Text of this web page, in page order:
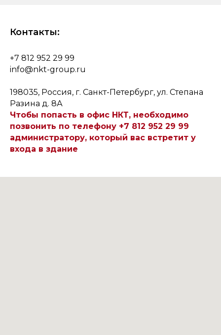
Контакты:
+7 812 952 29 99
info@nkt-group.ru
198035, Россия, г. Санкт-Петербург, ул. Степана
Разина д. 8А
Чтобы попасть в офис НКТ, необходимо
позвонить по телефону +7 812 952 29 99
администратору, который вас встретит у
входа в здание